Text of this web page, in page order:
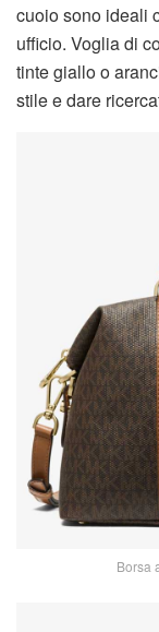
cuoio sono ideali
ufficio. Voglia di
tinte giallo o
stile e dare
Borsa